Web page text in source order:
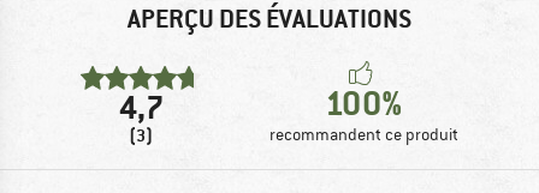
APERÇU DES ÉVALUATIONS
4,7
(3)
100%
recommandent ce produit